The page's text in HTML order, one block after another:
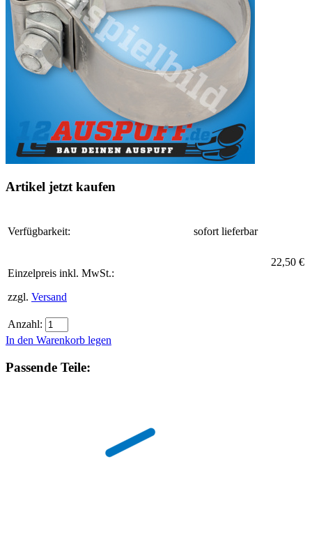
Artikel jetzt kaufen
Verfügbarkeit: sofort lieferbar
Einzelpreis inkl. MwSt.:
zzgl. Versand
22,50 €
Anzahl:
In den Warenkorb legen
Passende Teile: